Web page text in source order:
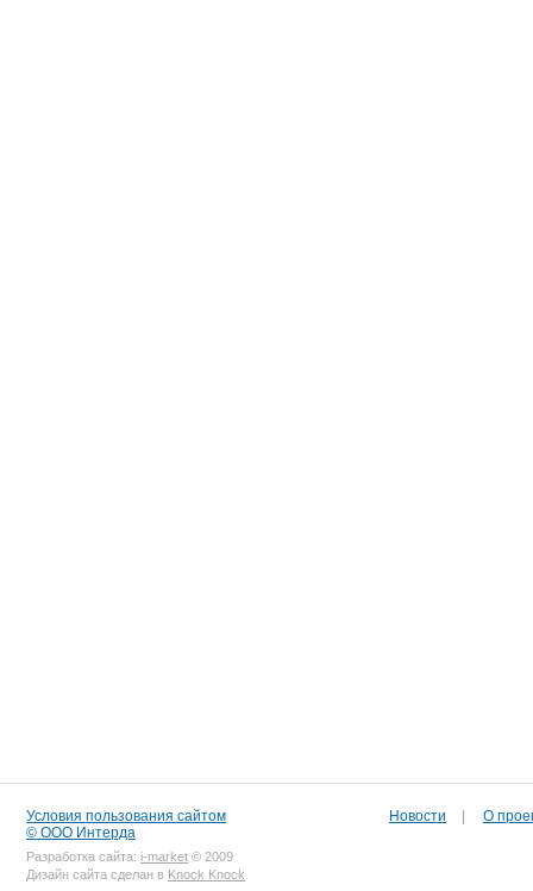
Условия пользования сайтом
© ООО Интерда
Разработка сайта: i-market © 2009
Дизайн сайта сделан в Knock Knock
Новости О